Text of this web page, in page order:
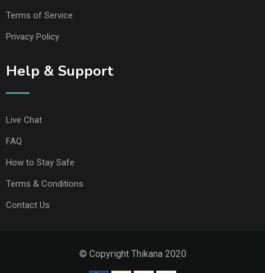
Terms of Service
Privacy Policy
Help & Support
Live Chat
FAQ
How to Stay Safe
Terms & Conditions
Contact Us
© Copyright Thikana 2020